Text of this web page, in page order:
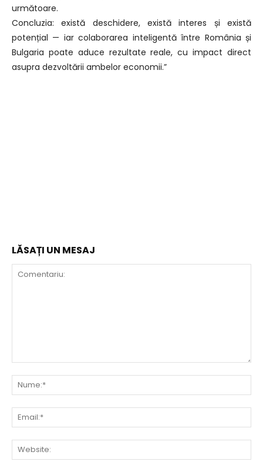
următoare.
Concluzia: există deschidere, există interes și există
potențial — iar colaborarea inteligentă între România și
Bulgaria poate aduce rezultate reale, cu impact direct
asupra dezvoltării ambelor economii.”
LĂSAȚI UN MESAJ